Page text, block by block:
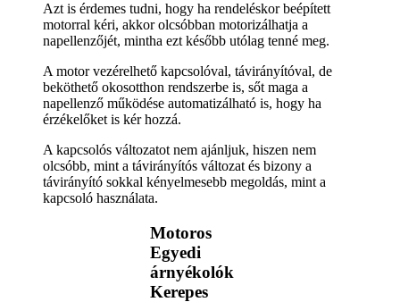
Azt is érdemes tudni, hogy ha rendeléskor beépített
motorral kéri, akkor olcsóbban motorizálhatja a
napellenzőjét, mintha ezt később utólag tenné meg.
A motor vezérelhető kapcsolóval, távirányítóval, de
beköthető okosotthon rendszerbe is, sőt maga a
napellenző működése automatizálható is, hogy ha
érzékelőket is kér hozzá.
A kapcsolós változatot nem ajánljuk, hiszen nem
olcsóbb, mint a távirányítós változat és bizony a
távirányító sokkal kényelmesebb megoldás, mint a
kapcsoló használata.
Motoros
Egyedi
árnyékolók
Kerepes